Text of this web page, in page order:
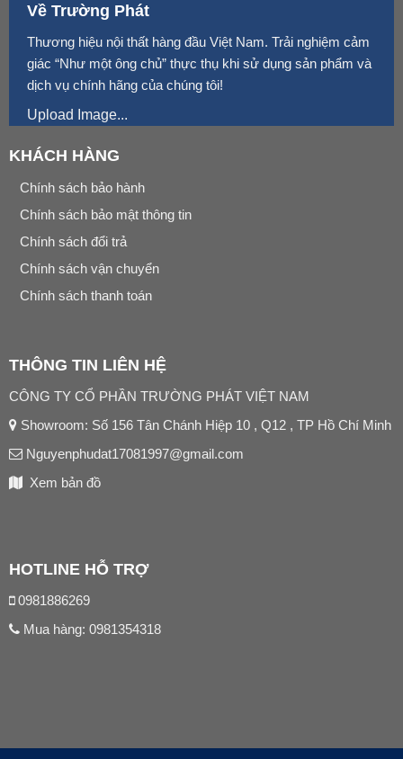
Về Trường Phát
Thương hiệu nội thất hàng đầu Việt Nam. Trải nghiệm cảm
giác “Như một ông chủ” thực thụ khi sử dụng sản phẩm và
dịch vụ chính hãng của chúng tôi!
Upload Image...
KHÁCH HÀNG
Chính sách bảo hành
Chính sách bảo mật thông tin
Chính sách đổi trả
Chính sách vận chuyển
Chính sách thanh toán
THÔNG TIN LIÊN HỆ
CÔNG TY CỔ PHẦN TRƯỜNG PHÁT VIỆT NAM
Showroom: Số 156 Tân Chánh Hiệp 10 , Q12 , TP Hồ Chí Minh
Nguyenphudat17081997@gmail.com
Xem bản đồ
HOTLINE HỖ TRỢ
0981886269
Mua hàng: 0981354318